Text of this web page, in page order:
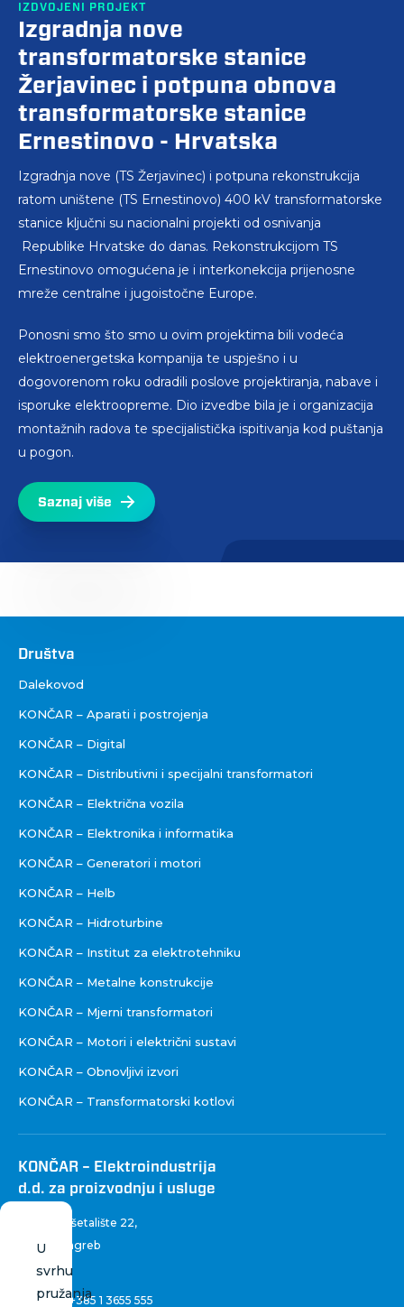
IZDVOJENI PROJEKT
Izgradnja nove
transformatorske stanice
Žerjavinec i potpuna obnova
transformatorske stanice
Ernestinovo - Hrvatska
Izgradnja nove (TS Žerjavinec) i potpuna rekonstrukcija
ratom uništene (TS Ernestinovo) 400 kV transformatorske
stanice ključni su nacionalni projekti od osnivanja
Republike Hrvatske do danas. Rekonstrukcijom TS
Ernestinovo omogućena je i interkonekcija prijenosne
mreže centralne i jugoistočne Europe.
Ponosni smo što smo u ovim projektima bili vodeća
elektroenergetska kompanija te uspješno i u
dogovorenom roku odradili poslove projektiranja, nabave i
isporuke elektroopreme. Dio izvedbe bila je i organizacija
montažnih radova te specijalistička ispitivanja kod puštanja
u pogon.
Saznaj više
Društva
Društva
Dalekovod
KONČAR – Aparati i postrojenja
KONČAR – Digital
KONČAR – Distributivni i specijalni transformatori
KONČAR – Električna vozila
KONČAR – Elektronika i informatika
KONČAR – Generatori i motori
KONČAR – Helb
KONČAR – Hidroturbine
KONČAR – Institut za elektrotehniku
KONČAR – Metalne konstrukcije
KONČAR – Mjerni transformatori
KONČAR – Motori i električni sustavi
KONČAR – Obnovljivi izvori
KONČAR – Transformatorski kotlovi
KONČAR – Elektroindustrija
d.d. za proizvodnju i usluge
Fallerovo šetalište 22,
10 000 Zagreb
Hrvatska
Centrala:+385 1 3655 555
U
svrhu
pružanja